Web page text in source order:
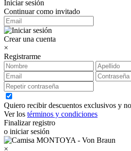
Iniciar sesión
Continuar como invitado
Crear una cuenta
×
Registrarme
Quiero recibir descuentos exclusivos y
Ver los términos y condiciones
Finalizar registro
o iniciar sesión
×